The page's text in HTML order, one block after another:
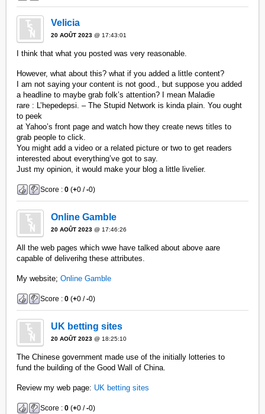
Velicia
20 AOÛT 2023 @ 17:43:01
I think that what you posted was very reasonable.
However, what about this? what if you added a little content?
I am not saying your content is not good., but suppose you added
a headline to maybe grab folk’s attention? I mean Maladie
rare : L’hepedepsi. – The Stupid Network is kinda plain. You ought
to peek
at Yahoo’s front page and watch how they create news titles to
grab people to click.
You might add a video or a related picture or two to get readers
interested about everything’ve got to say.
Just my opinion, it would make your blog a little livelier.
Score :0 (+0 /-0)
Online Gamble
20 AOÛT 2023 @ 17:46:26
All the web pages which wwe have talked about above aare
capable of deliverihg these attributes.
My website;Online Gamble
Score :0 (+0 /-0)
UK betting sites
20 AOÛT 2023 @ 18:25:10
The Chinese government made use of the initially lotteries to
fund the building of the Good Wall of China.
Review my web page: UK betting sites
Score :0 (+0 /-0)